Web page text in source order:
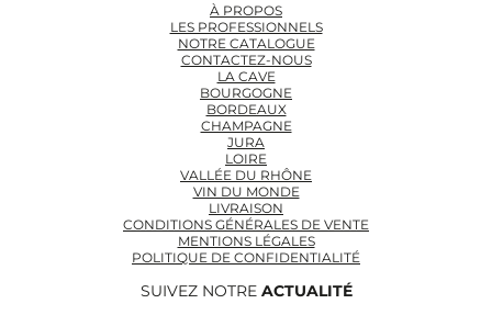
À PROPOS
LES PROFESSIONNELS
NOTRE CATALOGUE
CONTACTEZ-NOUS
LA CAVE
BOURGOGNE
BORDEAUX
CHAMPAGNE
JURA
LOIRE
VALLÉE DU RHÔNE
VIN DU MONDE
LIVRAISON
CONDITIONS GÉNÉRALES DE VENTE
MENTIONS LÉGALES
POLITIQUE DE CONFIDENTIALITÉ
SUIVEZ NOTRE ACTUALITÉ